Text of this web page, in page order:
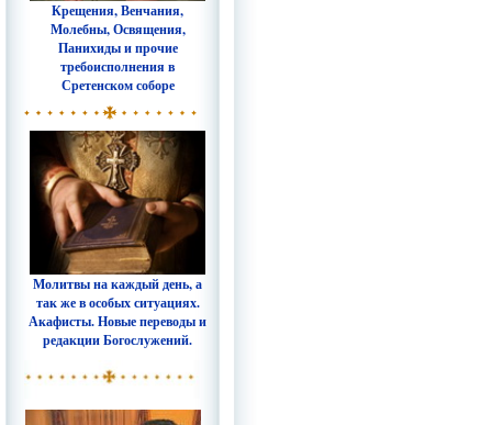
Крещения, Венчания,
Молебны, Освящения,
Панихиды и прочие
требоисполнения в
Сретенском соборе
Молитвы на каждый день, а
так же в особых ситуациях.
Акафисты. Новые переводы и
редакции Богослужений.